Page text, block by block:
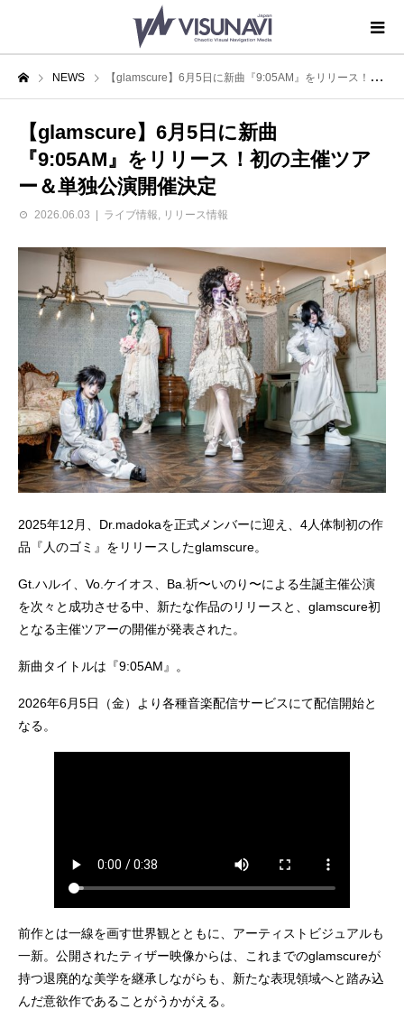
NEWS 【glamscure】6月5日に新曲『9:05AM』をリリース！初の主催ツアー＆単独公演開催決定
【glamscure】6月5日に新曲
『9:05AM』をリリース！初の主催ツア
ー＆単独公演開催決定
2026.06.03 ライブ情報 リリース情報
2025年12月、Dr.madokaを正式メンバーに迎え、4人体制初の作
品『人のゴミ』をリリースしたglamscure。
Gt.ハルイ、Vo.ケイオス、Ba.祈〜いのり〜による生誕主催公演
を次々と成功させる中、新たな作品のリリースと、glamscure初
となる主催ツアーの開催が発表された。
新曲タイトルは『9:05AM』。
2026年6月5日（金）より各種音楽配信サービスにて配信開始と
なる。
前作とは一線を画す世界観とともに、アーティストビジュアルも
一新。公開されたティザー映像からは、これまでのglamscureが
持つ退廃的な美学を継承しながらも、新たな表現領域へと踏み込
んだ意欲作であることがうかがえる。